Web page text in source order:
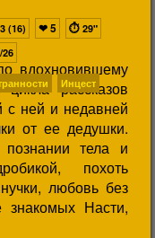
вдохновившему
рассказов
с ней и недавней
от ее дедушки.
тела и
похоть
любовь без
знакомых Насти,
(16) ❤5 ⏱ 29"
26
Инцест